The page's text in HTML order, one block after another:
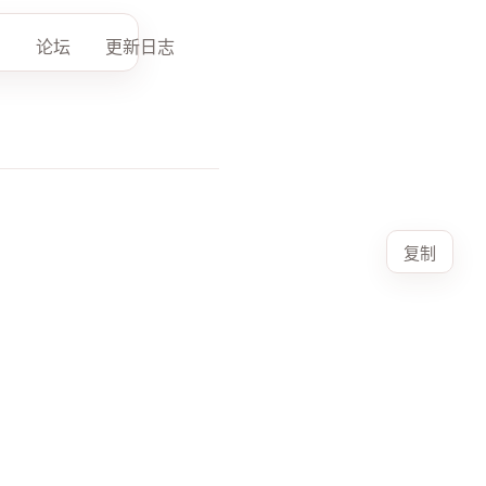
论坛 更新日志
复制